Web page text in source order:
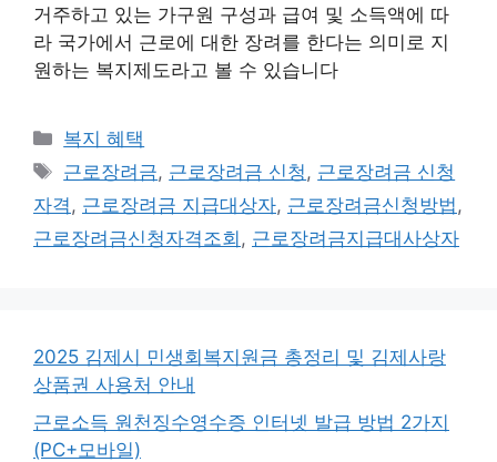
거주하고 있는 가구원 구성과 급여 및 소득액에 따
라 국가에서 근로에 대한 장려를 한다는 의미로 지
원하는 복지제도라고 볼 수 있습니다
카
테
리
복지 혜택
태
그
근로장려금, 근로장려금 신청, 근로장려금 신청
자격, 근로장려금 지급대상자, 근로장려금신청방법,
근로장려금신청자격조회 , 근로장려금지급대사상자
2025 김제시 민생회복지원금 총정리 및 김제사랑
상품권 사용처 안내
근로소득 원천징수영수증 인터넷 발급 방법 2가지
(PC+모바일)